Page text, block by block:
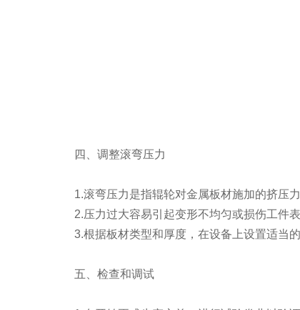
四、调整滚弯压力
1.滚弯压力是指辊轮对金属板材施加的挤压力
2.压力过大容易引起变形不均匀或损伤工件表
3.根据板材类型和厚度，在设备上设置适当的
五、检查和调试